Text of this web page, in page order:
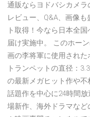
通販ならヨドバシカメ
レビュー、Q&A、画像
ト取得！今なら日本全
届け実施中。 このホー
画の李将軍に使用された
トランペットの直径：
の最新メガヒット作や
話題作を中心に24時間
場新作、海外ドラマな